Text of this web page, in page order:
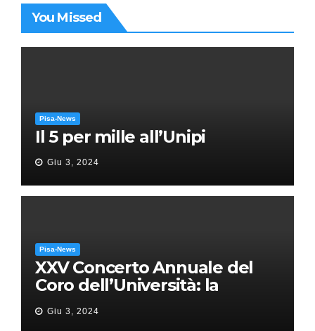
You Missed
Pisa-News
Il 5 per mille all’Unipi
Giu 3, 2024
Pisa-News
XXV Concerto Annuale del
Coro dell’Università: la
“Messa in gloria” di Giacomo
Puccini
Giu 3, 2024